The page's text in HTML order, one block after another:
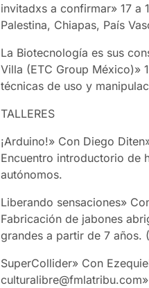
invitadxs a confirmar» 17 a
Palestina, Chiapas, País
La Biotecnología es sus
Villa (ETC Group México)»
técnicas de uso y
TALLERES
¡Arduino!» Con Diego
Encuentro introductorio de
autónomos.
Liberando sensaciones»
Fabricación de jabones
grandes a partir de 7 años.
SuperCollider» Con